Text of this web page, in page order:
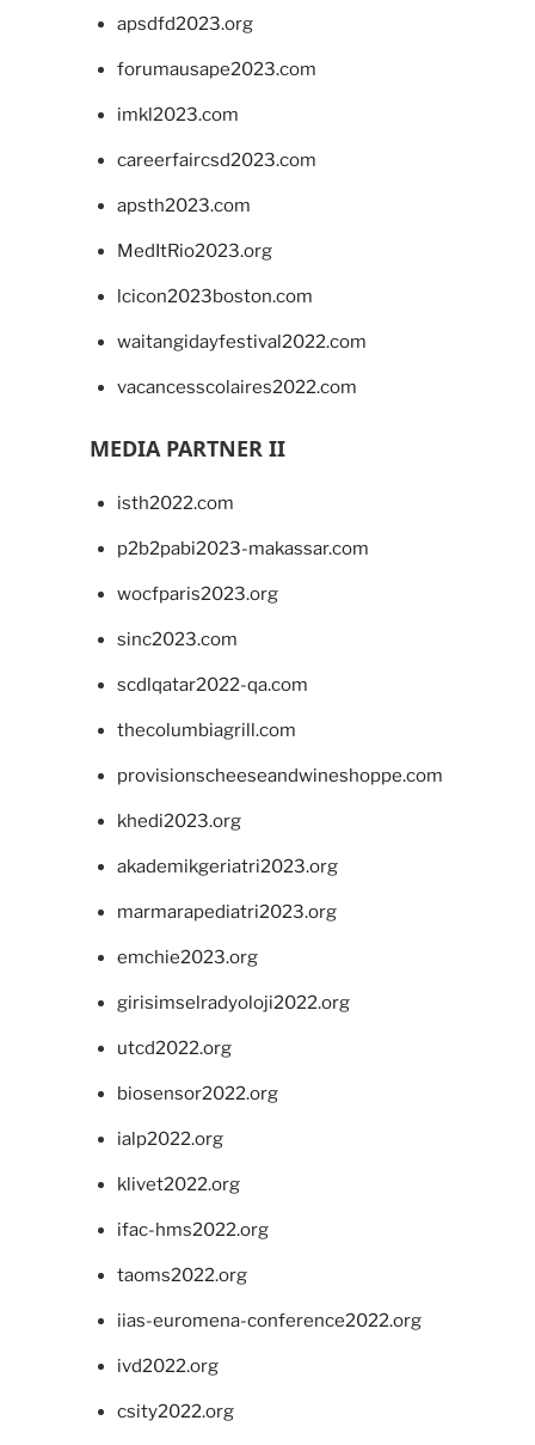
apsdfd2023.org
forumausape2023.com
imkl2023.com
careerfaircsd2023.com
apsth2023.com
MedItRio2023.org
lcicon2023boston.com
waitangidayfestival2022.com
vacancesscolaires2022.com
MEDIA PARTNER II
isth2022.com
p2b2pabi2023-makassar.com
wocfparis2023.org
sinc2023.com
scdlqatar2022-qa.com
thecolumbiagrill.com
provisionscheeseandwineshoppe.com
khedi2023.org
akademikgeriatri2023.org
marmarapediatri2023.org
emchie2023.org
girisimselradyoloji2022.org
utcd2022.org
biosensor2022.org
ialp2022.org
klivet2022.org
ifac-hms2022.org
taoms2022.org
iias-euromena-conference2022.org
ivd2022.org
csity2022.org